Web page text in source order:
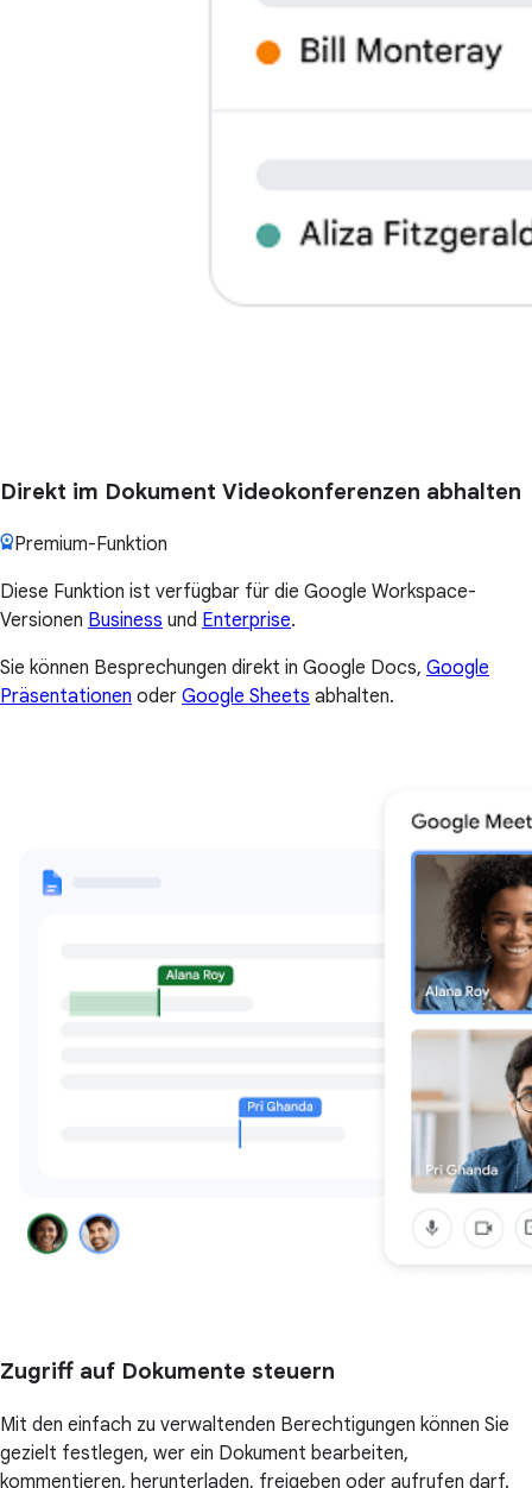
Direkt im Dokument Videokonferenzen abhalten
Premium-Funktion
Diese Funktion ist verfügbar für die Google Workspace-
Versionen Business und Enterprise.
Sie können Besprechungen direkt in Google Docs, Google
Präsentationen oder Google Sheets abhalten.
Zugriff auf Dokumente steuern
Mit den einfach zu verwaltenden Berechtigungen können Sie
gezielt festlegen, wer ein Dokument bearbeiten,
kommentieren, herunterladen, freigeben oder aufrufen darf.